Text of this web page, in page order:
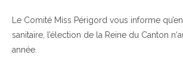
Le Comité Miss Périgord vous informe
sanitaire, l’élection de la Reine du Canton
année.